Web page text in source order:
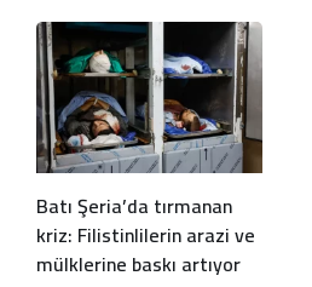
Batı Şeria’da tırmanan
kriz: Filistinlilerin arazi ve
mülklerine baskı artıyor